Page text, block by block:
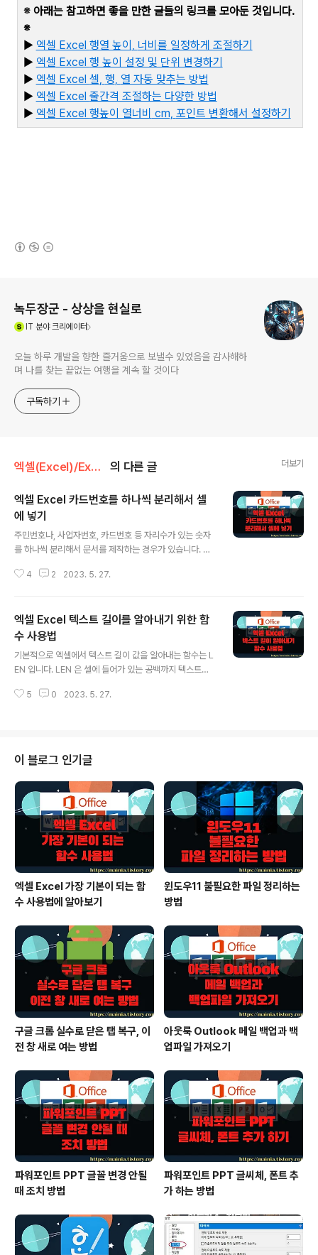
※아래는 참고하면 좋을 만한 글들의 링크를 모아둔 것입니다.
※
▶ 엑셀 Excel 행열 높이 , 너비를 일정하게 조절하기
▶ 엑셀 Excel 행 높이 설정 및 단위 변경하기
▶ 엑셀 Excel 셀, 행, 열 자동 맞추는 방법
▶ 엑셀 Excel 줄간격 조절하는 다양한 방법
▶ 엑셀 Excel 행높이 열너비 cm, 포인트 변환해서 설정하기
녹두장군 - 상상을 현실로
IT 분야 크리에이터
오늘 하루 개발을 향한 즐거움으로 보낼수 있었음을 감사해하
며 나를 찾는 끝없는 여행을 계속 할 것이다
구독하기
엑셀(Excel)/Excel 의 다른 글 더보기
엑셀 Excel 카드번호를 하나씩 분리해서 셀
에 넣기
주민번호나, 사업자번호, 카드번호 등 자리수가 있는 숫자
를 하나씩 분리해서 문서를 제작하는 경우가 있습니다. 숫
렇게 번호를 하나씩 분리하기 위해서는 MID 함수가 필요
합니다. ▼ 그림처럼 카드번호에 해당하는 숫자를 하나씩
분리해서 셀에 넣어 보겠습니다. ▼ 글자를 하나씩 분리하
기 위해서 필요한 함수는 MID() 입니다. MID 에는 3가지
인수가 있습니다. 첫 번째 Text 는 분리할 숫자값이고, St
m_chars 는 분리할 문자 개수입니다. ※ 아래는 참고하면
4 2 2023. 5. 27.
엑셀 Excel 텍스트 길이를 알아내기 위한 함
수 사용법
기본적으로 엑셀에서 텍스트 길이 값을 알아내는 함수는 L
EN 입니다. LEN 은 셀에 들어가 있는 공백까지 텍스트로
계산에 차질이 생기기도 합니다. 이런 오류를 없애기 위해
해서 SUBSTITUTE 함수를 사용했습니다. ▼ 셀에 입력
된 텍스트의 길이를 알기 위한 간단한 방법은 LEN 함수를
이용하는 것입니다. LEN 을 통해서 알아낸 글자의 길이는
16 입니다. ▼ 다음은 혹시 있을지 모를 양쪽 공백을 제거
한 후 길이를 재 보겠습니다. 공백을 제거하기 위해서는 T
RIM 함수를 사..
5 0 2023. 5. 27.
이 블로그 인기글
엑셀 Excel 가장 기본이 되는 함
수 사용법에 알아보기
윈도우11 불필요한 파일 정리하는
방법
구글 크롬 실수로 닫은 탭 복구, 이
전 창 새로 여는 방법
아웃룩 Outlook 메일 백업과 백
업파일 가져오기
파워포인트 PPT 글꼴 변경 안될
때 조치 방법
파워포인트 PPT 글씨체, 폰트 추
가 하는 방법